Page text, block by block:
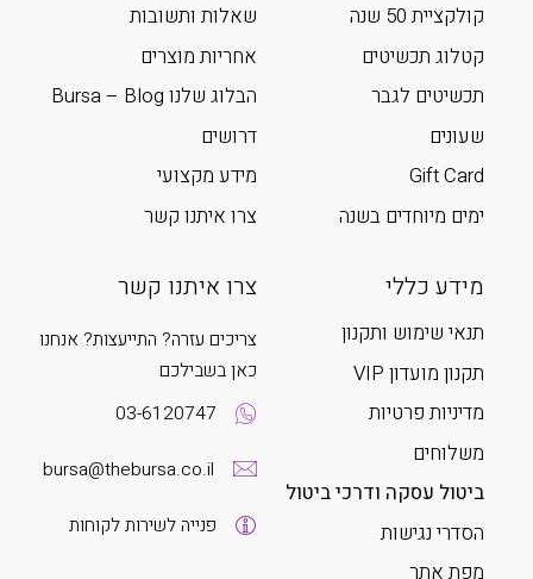
קולקציית 50 שנה
קטלוג תכשיטים
תכשיטים לגבר
שעונים
Gift Card
ימים מיוחדים בשנה
שאלות ותשובות
אחריות מוצרים
הבלוג שלנו Bursa – Blog
דרושים
מידע מקצועי
צרו איתנו קשר
מידע כללי
תנאי שימוש ותקנון
תקנון מועדון VIP
מדיניות פרטיות
משלוחים
ביטול עסקה ודרכי ביטול
הסדרי נגישות
מפת אתר
צרו איתנו קשר
צריכים עזרה? התייעצות? אנחנו
כאן בשבילכם
03-6120747
bursa@thebursa.co.il
פנייה לשירות לקוחות